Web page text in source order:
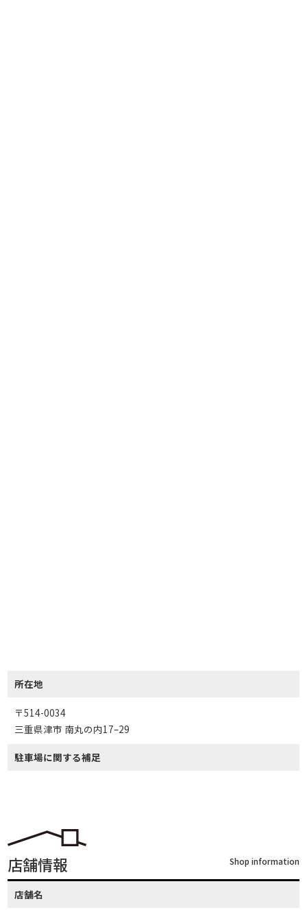
所在地
〒514-0034
三重県津市 南丸の内17–29
駐車場に関する補足
店舗情報 Shop information
店舗名